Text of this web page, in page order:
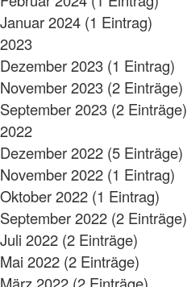
Januar 2024 (1 Eintrag)
2023
Dezember 2023 (1 Eintrag)
November 2023 (2 Einträge)
September 2023 (2 Einträge)
2022
Dezember 2022 (5 Einträge)
November 2022 (1 Eintrag)
Oktober 2022 (1 Eintrag)
September 2022 (2 Einträge)
Juli 2022 (2 Einträge)
Mai 2022 (2 Einträge)
März 2022 (2 Einträge)